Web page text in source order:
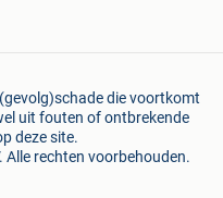
die voortkomt
uit fouten of ontbrekende
deze site.
rechten voorbehouden.